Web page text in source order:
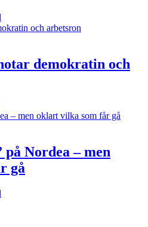
demokratin och
på Nordea – men
gå